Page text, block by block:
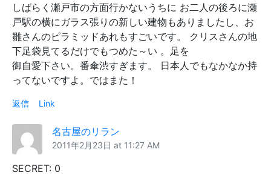
しばらく瀬戸市の方面行かないうちに お二人の後ろに瀬
戸駅の横にガラス張りの新しい建物もありましたし、お
雛さんのピラミッドあれもすごいです。 クリスさんの地
下足袋見てるだけでもつめた～い 。足を
御自愛下さい。番傘渋すぎます。 日本人でもなかなか持
ってないですよ。ではまた！
返信 Link
名古屋のリラン
2011年2月23日 at 11:27 AM
SECRET: 0